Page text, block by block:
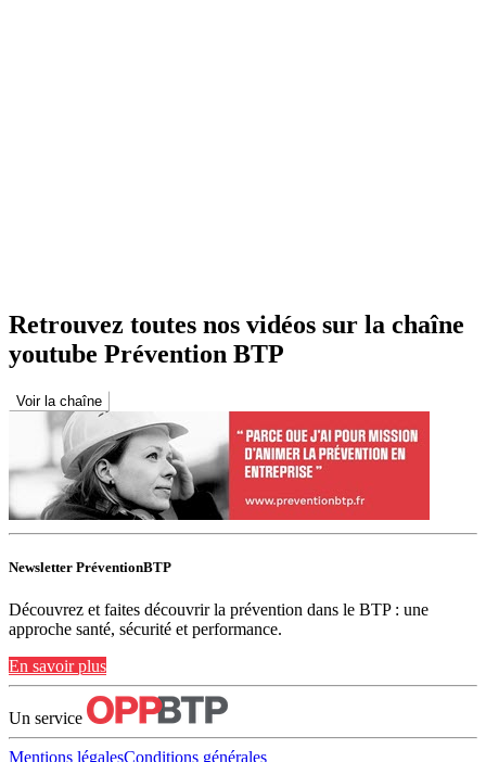
Retrouvez toutes nos vidéos sur la chaîne
youtube Prévention BTP
Voir la chaîne
Newsletter PréventionBTP
Découvrez et faites découvrir la prévention dans le BTP : une
approche santé, sécurité et performance.
En savoir plus
Un service
Mentions légalesConditions générales